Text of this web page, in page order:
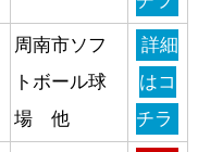
周南市ソフ
トボール球
場 他
詳細
はコ
チラ